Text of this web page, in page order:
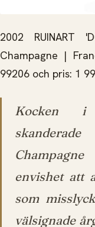
2002 RUINART
Champagne |
99206 och pris: 1
Kocken i
envishet att
som
välsignade